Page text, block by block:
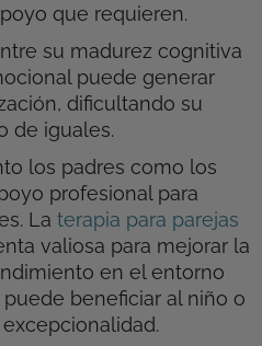
que requieren.
su madurez cognitiva
puede generar
dificultando su
de iguales.
los padres como los
profesional para
La terapia para parejas
valiosa para mejorar la
en el entorno
beneficiar al niño o